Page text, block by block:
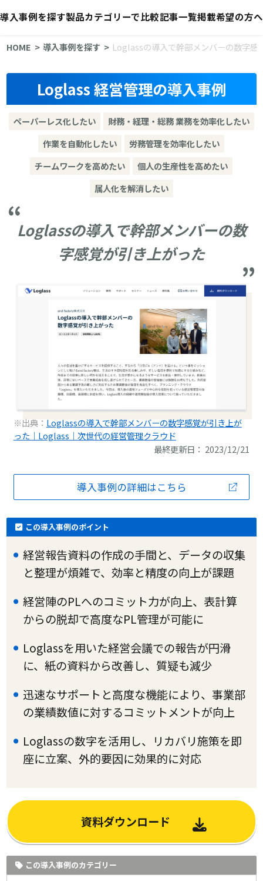
導入事例を探す製品カテゴリーで比較記事一覧掲載希望の方へ
HOME 導入事例を探す Loglassの導入で幹部メンバーの数字感
Loglass 経営管理の導入事例
ペーパーレス化したい
財務・経理・総務 業務を効率化したい
作業を自動化したい
労務管理を効率化したい
チームワークを高めたい
個人の生産性を高めたい
属人化を解消したい
Loglassの導入で幹部メンバーの数
字感覚が引き上がった
※出典： Loglassの導入で幹部メンバーの数字感覚が引き上が
った｜Loglass｜次世代の経営管理クラウド
最終更新日： 2023/12/21
導入事例の詳細はこちら
この導入事例のポイント
経営報告資料の作成の手間と、データの収集
と整理が煩雑で、効率と精度の向上が課題
経営陣のPLへのコミット力が向上、表計算
からの脱却で高度なPL管理が可能に
Loglassを用いた経営会議での報告が円滑
に、紙の資料から改善し、質疑も減少
迅速なサポートと高度な機能により、事業部
の業績数値に対するコミットメントが向上
Loglassの数字を活用し、リカバリ施策を即
座に立案、外的要因に効果的に対応
資料ダウンロード
この導入事例のカテゴリー